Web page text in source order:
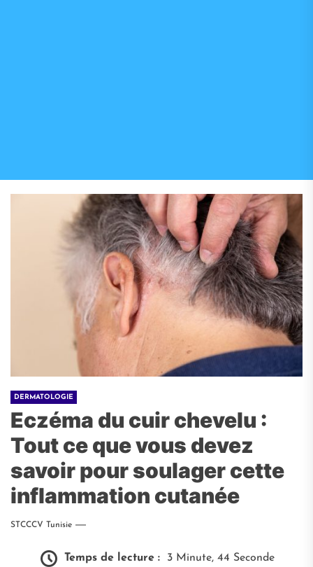
DERMATOLOGIE
Eczéma du cuir chevelu :
Tout ce que vous devez
savoir pour soulager cette
inflammation cutanée
STCCCV Tunisie
Temps de lecture : 3 Minute, 44 Seconde